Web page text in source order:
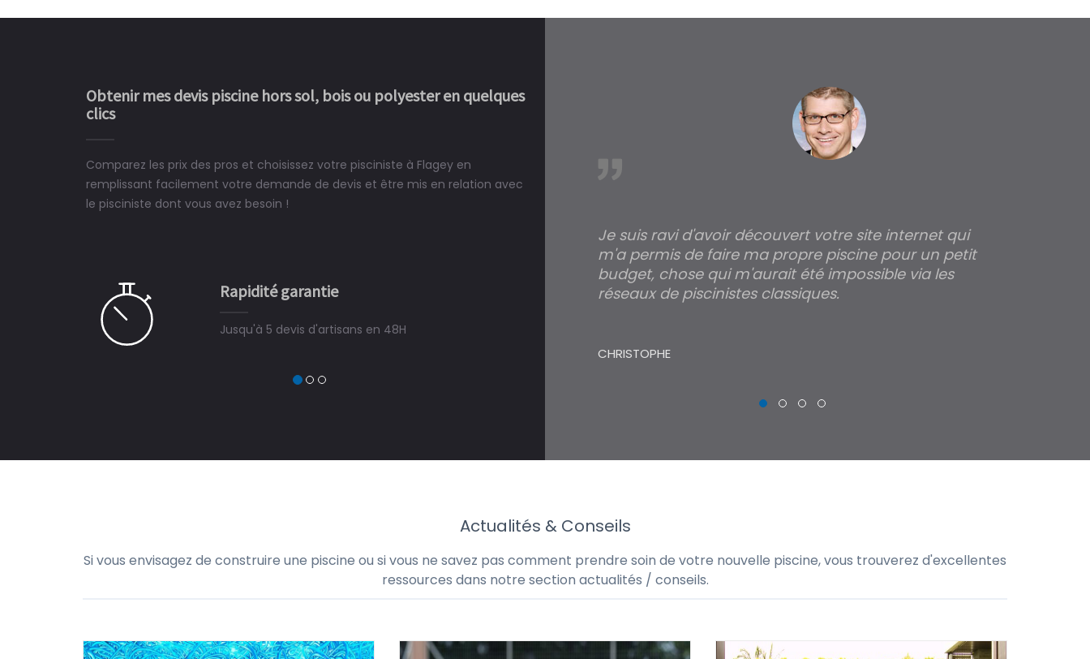
Obtenir mes devis piscine hors sol, bois ou polyester en quelques
clics
Comparez les prix des pros et choisissez votre pisciniste à Flagey en
remplissant facilement votre demande de devis et être mis en relation avec
le pisciniste dont vous avez besoin !
Rapidité garantie
Jusqu'à 5 devis d'artisans en 48H
ne peut plus s'en passer.
Le rêve devient enfin réalité, une piscine est bien
construit chez moi.
Je suis ravi d'avoir découvert votre site internet qui
m'a permis de faire ma propre piscine pour un petit
budget, chose qui m'aurait été impossible via les
réseaux de piscinistes classiques.
CHRISTOPHE
Actualités & Conseils
Si vous envisagez de construire une piscine ou si vous ne savez pas comment prendre soin de votre nouvelle piscine, vous trouverez d'excellentes
ressources dans notre section actualités / conseils.